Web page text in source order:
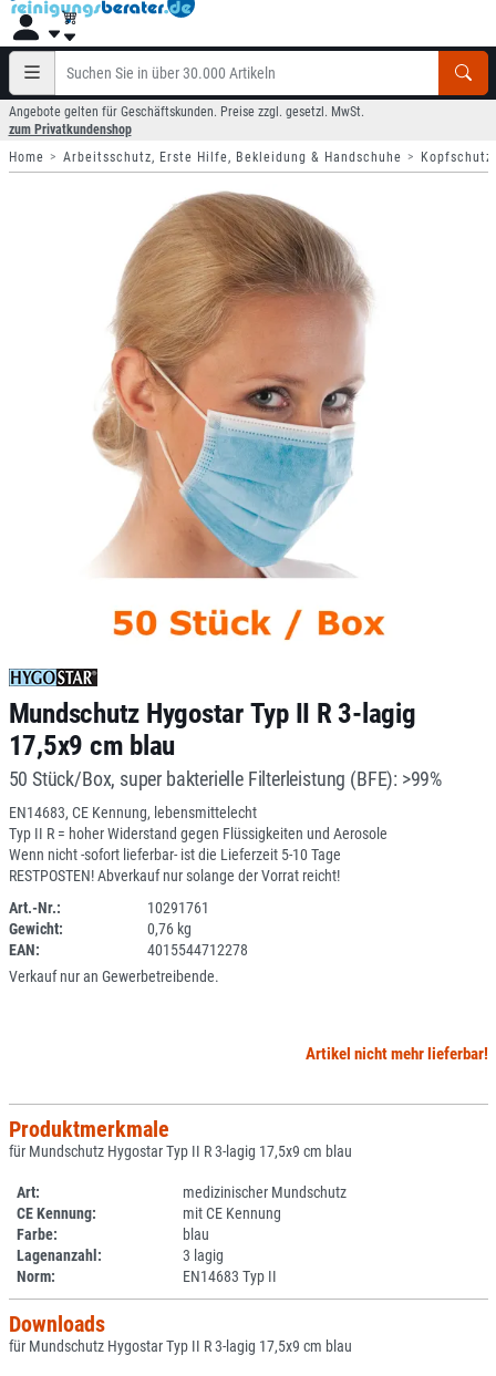
Angebote gelten für Geschäftskunden. Preise zzgl. gesetzl. MwSt.
zum Privatkundenshop
Home
Arbeitsschutz, Erste Hilfe, Bekleidung & Handschuhe
Mundschutz Hygostar Typ II R 3-lagig
17,5x9 cm blau
50 Stück/Box, super bakterielle Filterleistung (BFE): >99%
EN14683, CE Kennung, lebensmittelecht
Typ II R = hoher Widerstand gegen Flüssigkeiten und Aerosole
Wenn nicht -sofort lieferbar- ist die Lieferzeit 5-10 Tage
RESTPOSTEN! Abverkauf nur solange der Vorrat reicht!
Art.-Nr.:
10291761
Gewicht:
0,76 kg
EAN:
4015544712278
Verkauf nur an Gewerbetreibende.
Artikel nicht mehr lieferbar!
Produktmerkmale
für Mundschutz Hygostar Typ II R 3-lagig 17,5x9 cm blau
Art:
medizinischer Mundschutz
CE Kennung:
mit CE Kennung
Farbe:
blau
Lagenanzahl:
3 lagig
Norm:
EN14683 Typ II
Downloads
für Mundschutz Hygostar Typ II R 3-lagig 17,5x9 cm blau